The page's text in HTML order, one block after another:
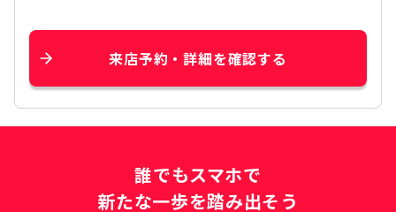
来店予約・詳細を確認する
誰でもスマホで
新たな一歩を踏み出そう